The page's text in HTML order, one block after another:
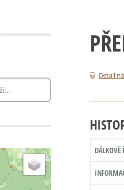
Detail
DÁLKOVĚ